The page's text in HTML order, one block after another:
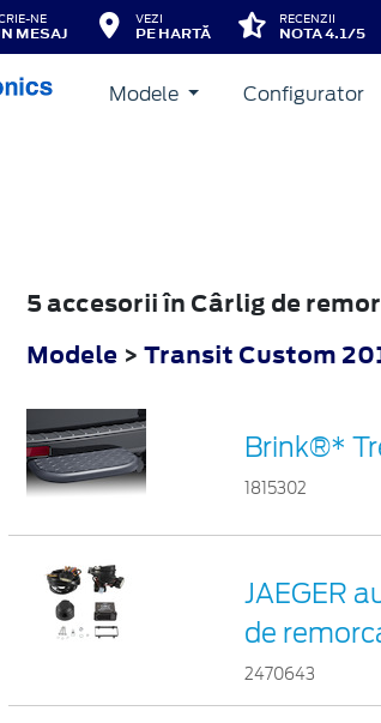
NE
MESAJ
VEZI
PE HARTĂ
RECENZII
NOTA 4.1/5
Modele Configurator
5 accesorii în Cârlig de
Modele > Transit Custom
Brink®*
1815302
JAEGER
de
2470643